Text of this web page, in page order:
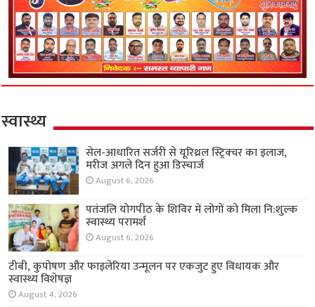
स्वास्थ्य
सेल-आधारित सर्जरी से यूरिथ्रल स्ट्रिक्चर का इलाज,
August 6, 2026
पतंजलि योगपीठ के शिविर में लोगों को मिला नि:शुल्क
August 6, 2026